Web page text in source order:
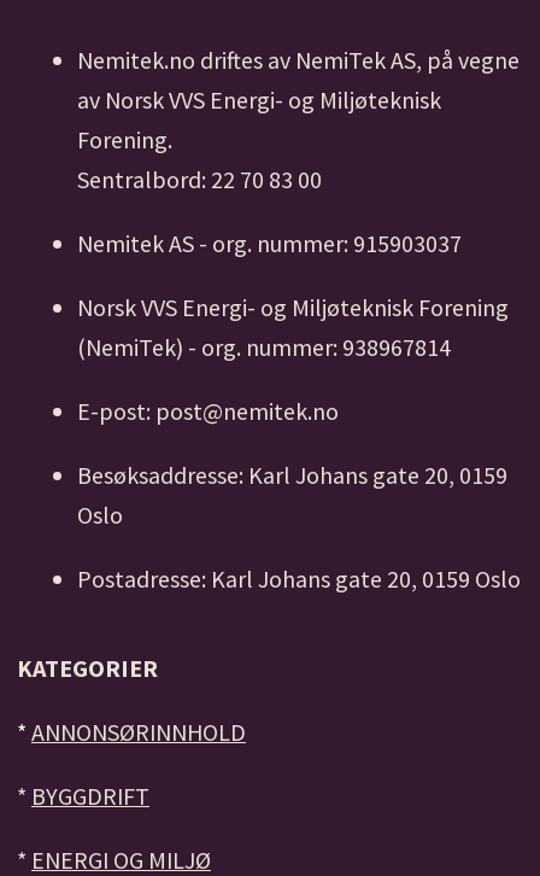
Nemitek.no driftes av NemiTek AS, på vegne
av Norsk VVS Energi- og Miljøteknisk
Forening.
Sentralbord: 22 70 83 00
Nemitek AS - org. nummer: 915903037
Norsk VVS Energi- og Miljøteknisk Forening
(NemiTek) - org. nummer: 938967814
E-post: post@nemitek.no
Besøksaddresse: Karl Johans gate 20, 0159
Oslo
Postadresse: Karl Johans gate 20, 0159 Oslo
KATEGORIER
* ANNONSØRINNHOLD
* BYGGDRIFT
* ENERGI OG MILJØ